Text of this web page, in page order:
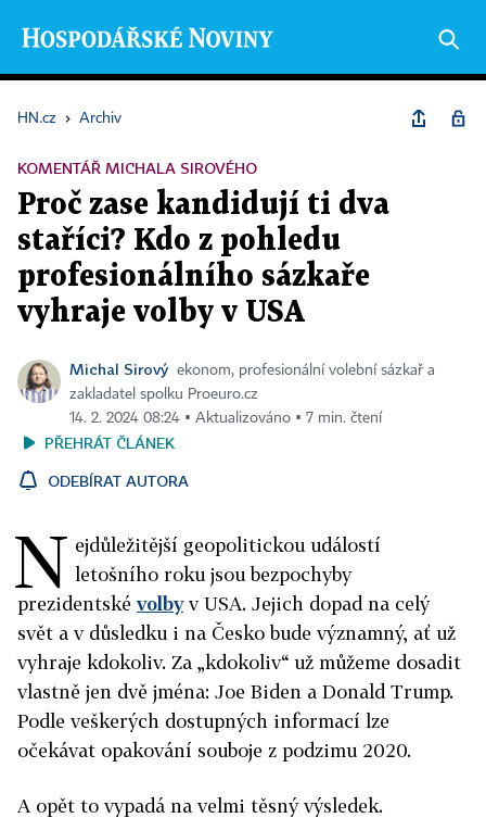
HN.cz › Archiv
KOMENTÁŘ MICHALA SIROVÉHO
Proč zase kandidují ti dva
staříci? Kdo z pohledu
profesionálního sázkaře
vyhraje volby v USA
Michal Sirový ekonom, profesionální volební sázkař a
zakladatel spolku Proeuro.cz
14. 2. 2024 08:24 ▪ Aktualizováno ▪ 7 min. čtení
PŘEHRÁT ČLÁNEK
ODEBÍRAT AUTORA
N ejdůležitější geopolitickou událostí
letošního roku jsou bezpochyby
prezidentskévolbyv USA. Jejich dopad na celý
svět a v důsledku i na Česko bude významný, ať už
vyhraje kdokoliv. Za „kdokoliv“ už můžeme dosadit
vlastně jen dvě jména: Joe Biden a Donald Trump.
Podle veškerých dostupných informací lze
očekávat opakování souboje z podzimu 2020.
A opět to vypadá na velmi těsný výsledek.